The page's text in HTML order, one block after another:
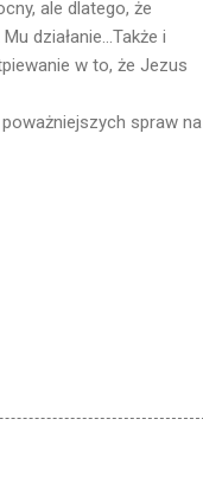
ale dlatego, że
działanie...Także i
w to, że Jezus
spraw na